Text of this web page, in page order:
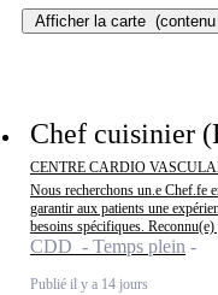
Afficher la carte
Chef cuisinier
CENTRE CARDIO
Nous recherchons un.e Chef.fe
garantir aux patients une
besoins spécifiques. Reconnu(e)
CDD - Temps plein
Publié il y a 14 jours